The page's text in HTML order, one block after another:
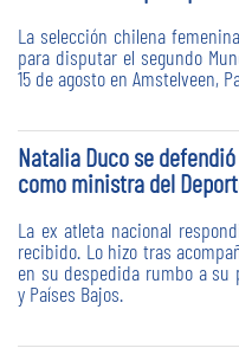
La selección chilena
para disputar el segundo
15 de agosto en Amstelveen,
Natalia Duco se
como ministra del
La ex atleta nacional
recibido. Lo hizo tras
en su despedida rumbo a su
y Países Bajos.